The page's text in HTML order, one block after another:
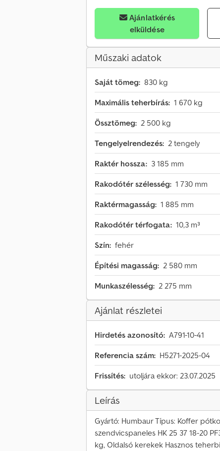
Ajánlatkérés
elküldése
Műszaki adatok
Saját tömeg: 830 kg
Maximális teherbírás: 1 670 kg
Össztömeg: 2 500 kg
Tengelyelrendezés: 2 tengely
Raktér hossza: 3 185 mm
Rakodótér szélesség: 1 730 mm
Raktérmagasság: 1 885 mm
Rakodótér térfogata: 10,3 m³
Szín: fehér
Építési magasság: 2 580 mm
Munkaszélesség: 2 275 mm
Ajánlat részletei
Hirdetés azonosító: A791-10-41
Referencia szám: H5271-2025-04
Frissítés: utoljára ekkor: 23.07.2025
Leírás
Gyártó: Humbaur Típus: Koffer
szendvicspaneles HK 25 37 18-20
kg, Oldalsó kerekek Hasznos